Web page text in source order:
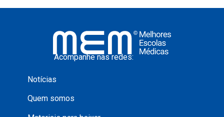
Acompanhe nas redes:
Notícias
Quem somos